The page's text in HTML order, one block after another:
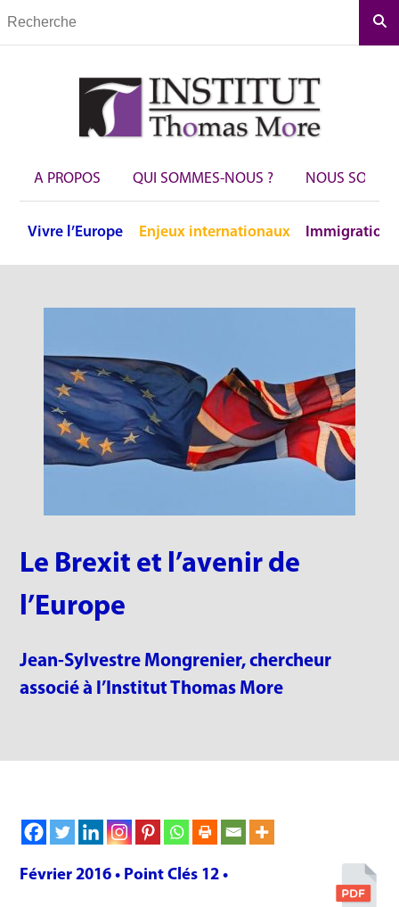
A PROPOS QUI SOMMES-NOUS ? NOUS
Vivre l’Europe Enjeux internationaux Immigration
Le Brexit et l’avenir de
l’Europe
Jean-Sylvestre Mongrenier, chercheur
associé à l’Institut Thomas More
Février 2016 • Point Clés 12 •